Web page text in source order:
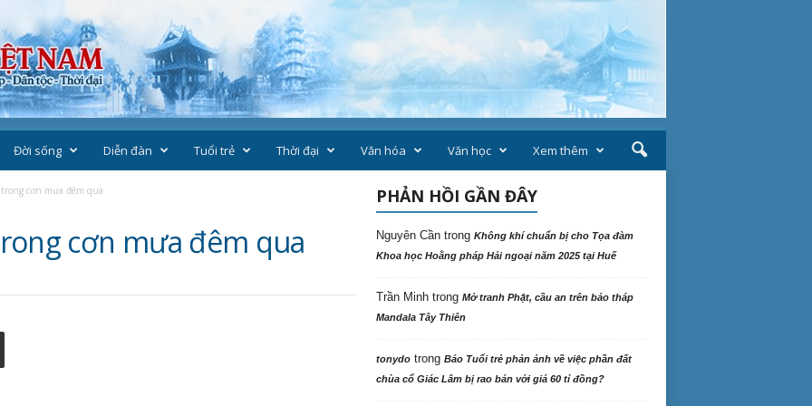
Đời sống Diễn đàn Tuổi trẻ Thời đại Văn hóa Văn học Xem thêm
cơn mưa đêm qua
cơn mưa đêm qua
PHẢN HỒI GẦN ĐÂY
Nguyên Cầntrong Không khí chuẩn bị cho Tọa đàm
Khoa học Hoằng pháp Hải ngoại năm 2025 tại Huế
Trần Minhtrong Mở tranh Phật, cầu an trên bảo tháp
Mandala Tây Thiên
tonydotrong Báo Tuổi trẻ phản ảnh về việc phần đất
chùa cổ Giác Lâm bị rao bán với giá 60 tỉ đồng?